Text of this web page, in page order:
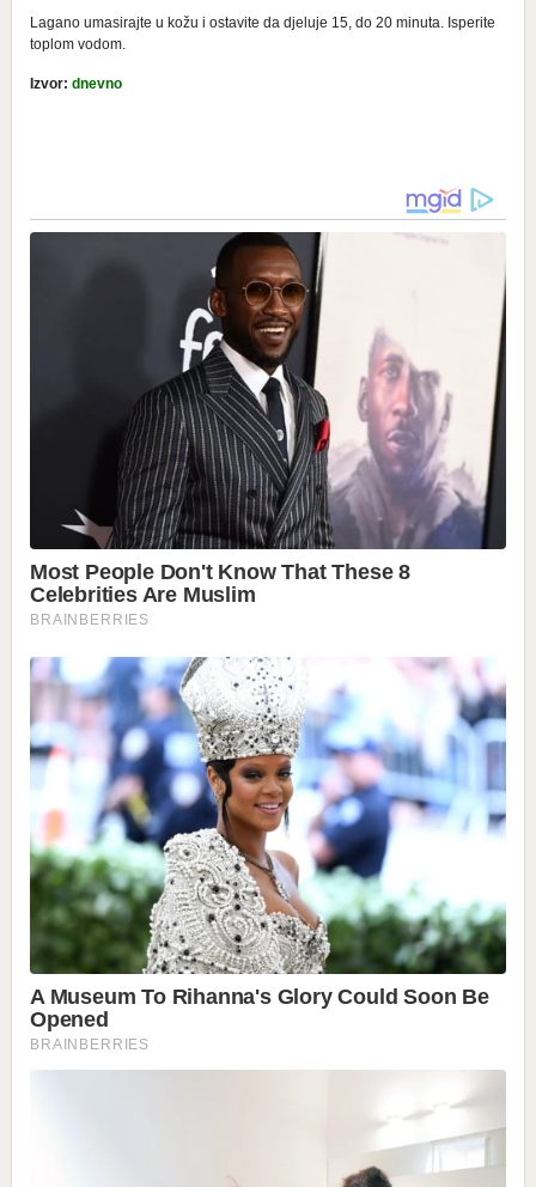
Lagano umasirajte u kožu i ostavite da djeluje 15, do 20 minuta. Isperite
toplom vodom.
Izvor: dnevno